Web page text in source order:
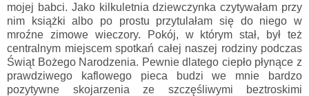
mojej babci. Jako kilkuletnia dziewczynka czytywałam przy
nim książki albo po prostu przytulałam się do niego w
mroźne zimowe wieczory. Pokój, w którym stał, był też
centralnym miejscem spotkań całej naszej rodziny podczas
Świąt Bożego Narodzenia. Pewnie dlatego ciepło płynące z
prawdziwego kaflowego pieca budzi we mnie bardzo
pozytywne skojarzenia ze szczęśliwymi beztroskimi